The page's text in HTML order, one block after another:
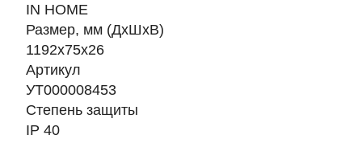
IN HOME
Размер, мм (ДхШхВ)
1192х75х26
Артикул
УТ000008453
Степень защиты
IP 40